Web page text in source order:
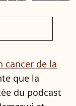
cancer de la
que la
du podcast